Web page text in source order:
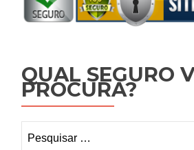
QUAL SEGURO
PROCURA?